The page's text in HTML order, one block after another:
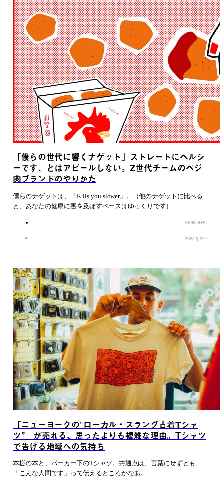
「僕らの世代に響くナゲット」ストレートにヘルシ
ーです、とはアピールしない。Z世代チームのベジ
肉ブランドのやりかた
僕らのナゲットは、「Kills you slower」。（他のナゲットに比べる
と、あなたの健康に害を及ぼすペースはゆっくりです）
THINK DEEP·
2020.5.24·
「ニューヨークの“ローカル・スラング古着Tシャ
ツ”」が売れる、思ったよりも複雑な理由。Tシャツ
で告げる地域への気持ち
本棚の本と、パーカー下のTシャツ。共通点は、言葉にせずとも
「こんな人間です」って伝えるところかなあ。